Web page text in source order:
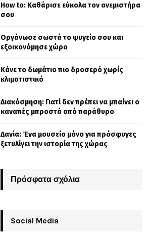
o
r
How to: Καθάρισε εύκολα τον ανεμιστήρα
σου
Οργάνωσε σωστά το ψυγείο σου και
εξοικονόμησε χώρο
Κάνε το δωμάτιο πιο δροσερό χωρίς
κλιματιστικό
Διακόσμηση: Γιατί δεν πρέπει να μπαίνει ο
καναπές μπροστά από παράθυρο
Δανία: Ένα μουσείο μόνο για πρόσφυγες
ξετυλίγει την ιστορία της χώρας
Πρόσφατα σχόλια
Social Media